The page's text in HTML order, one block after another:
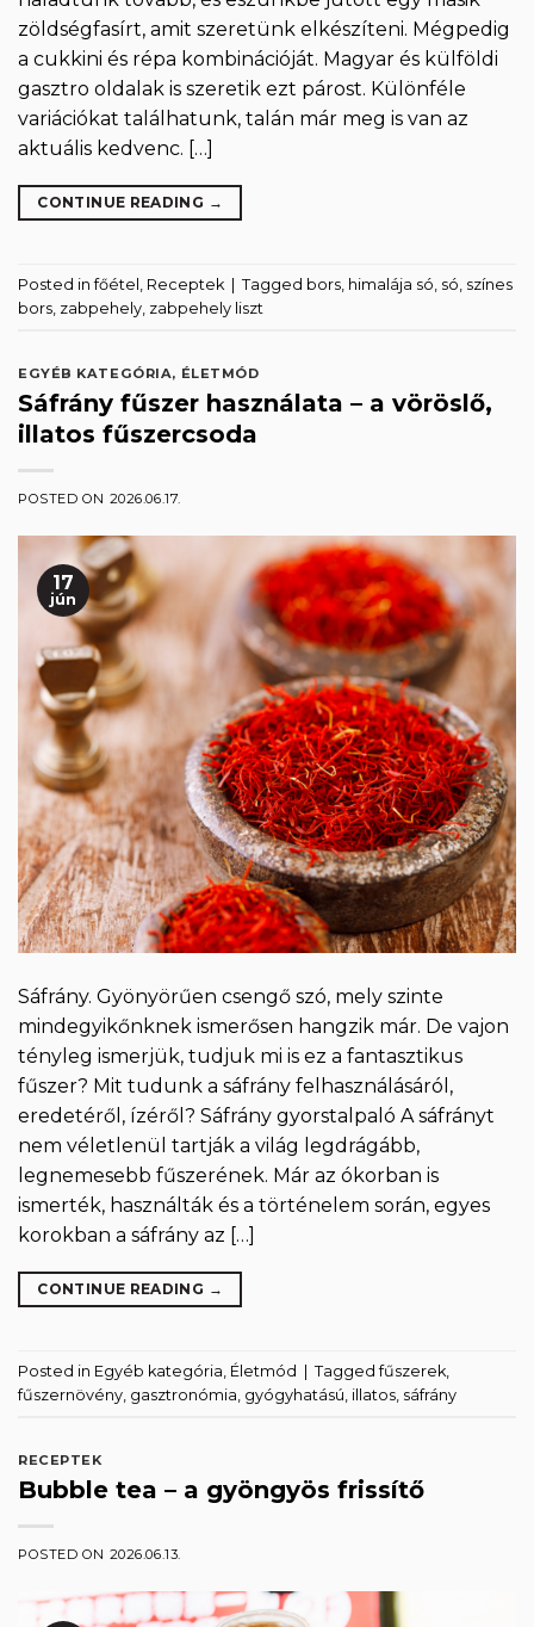
zöldségfasírt, amit szeretünk elkészíteni. Mégpedig
a cukkini és répa kombinációját. Magyar és külföldi
gasztro oldalak is szeretik ezt párost. Különféle
variációkat találhatunk, talán már meg is van az
aktuális kedvenc. […]
CONTINUE READING →
Posted infőétel Receptek | Tagged bors himalája só só színes
bors zabpehely zabpehely liszt
EGYÉB KATEGÓRIA, ÉLETMÓD
Sáfrány fűszer használata – a vöröslő,
illatos fűszercsoda
POSTED ON 2026.06.17.
17
jún
Sáfrány. Gyönyörűen csengő szó, mely szinte
mindegyikőnknek ismerősen hangzik már. De vajon
tényleg ismerjük, tudjuk mi is ez a fantasztikus
fűszer? Mit tudunk a sáfrány felhasználásáról,
eredetéről, ízéről? Sáfrány gyorstalpaló A sáfrányt
nem véletlenül tartják a világ legdrágább,
legnemesebb fűszerének. Már az ókorban is
ismerték, használták és a történelem során, egyes
korokban a sáfrány az […]
CONTINUE READING →
Posted in Egyéb kategória Életmód | Taggedfűszerek
fűszernövény gasztronómia gyógyhatású illatos sáfrány
RECEPTEK
Bubble tea – a gyöngyös frissítő
POSTED ON 2026.06.13.